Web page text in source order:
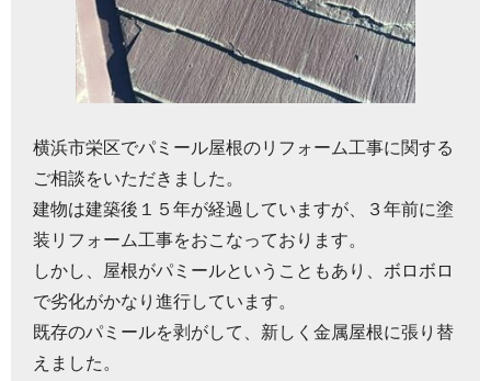
横浜市栄区でパミール屋根のリフォーム工事に関する
ご相談をいただきました。
建物は建築後１５年が経過していますが、３年前に塗
装リフォーム工事をおこなっております。
しかし、屋根がパミールということもあり、ボロボロ
で劣化がかなり進行しています。
既存のパミールを剥がして、新しく金属屋根に張り替
えました。